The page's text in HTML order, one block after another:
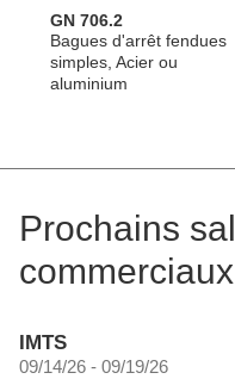
GN 706.2
Bagues d'arrêt fendues
simples, Acier ou
aluminium
Prochains
commerciaux
IMTS
09/14/26 - 09/19/26